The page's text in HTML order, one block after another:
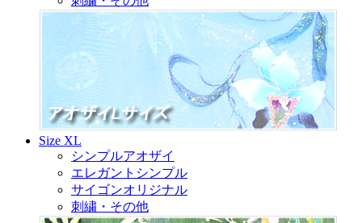
Size XL
シンプルアオザイ
エレガントシンプル
サイゴンオリジナル
刺繍・その他